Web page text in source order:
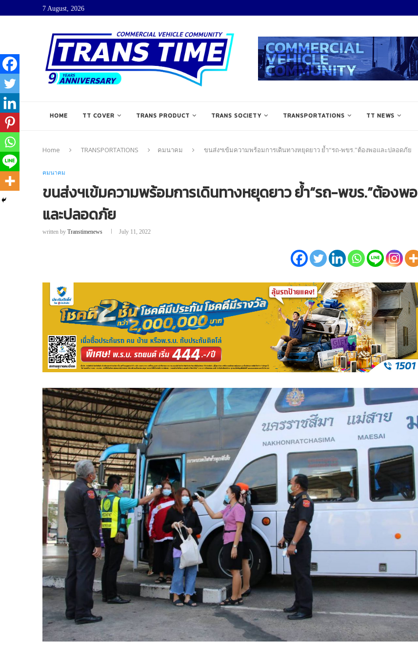
7 August, 2026
HOME TT COVER TRANS PRODUCT TRANS SOCIETY TRANSPORTATIONS TT NEWS
Home TRANSPORTATIONS คมนาคม ขนส่งฯเข้มความพร้อมการเดินทางหยุดยาว ย้ำ“รถ-พขร.”ต้องพอและปลอดภัย
คมนาคม
ขนส่งฯเข้มความพร้อมการเดินทางหยุดยาว ย้ำ“รถ-พขร.”ต้องพอ
และปลอดภัย
written by Transtimenews July 11, 2022